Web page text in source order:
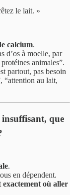
le lait. »
calcium.
d’os à moelle, par
animales”.
partout, pas besoin
“attention au lait,
insuffisant, que
.
en dépendent.
exactement où aller